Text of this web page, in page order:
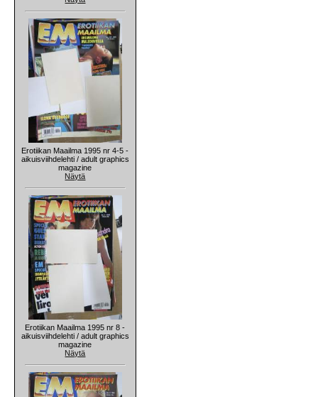
Erotiikan Maailma 1995 nr 4-5 -
aikuisviihdelehti / adult graphics
magazine
Näytä
Erotiikan Maailma 1995 nr 8 -
aikuisviihdelehti / adult graphics
magazine
Näytä